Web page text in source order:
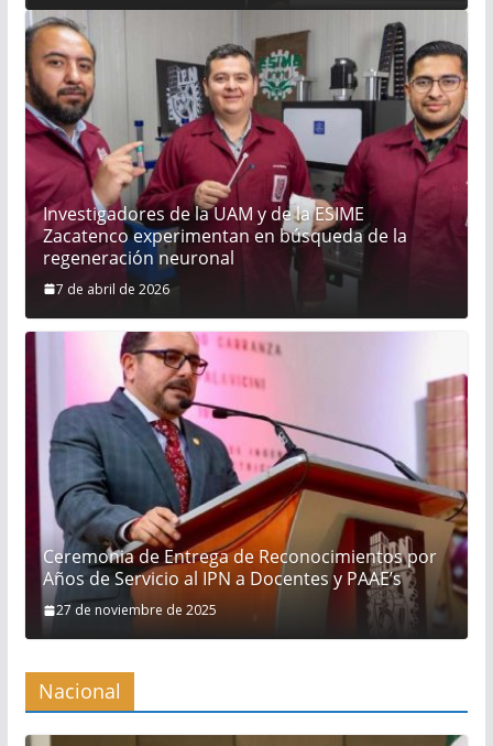
Ex gobernador Ángel Aguirre ordenó destruir
videos clave del caso Ayotzinapa
Investigadores de la UAM y de la ESIME
Zacatenco experimentan en búsqueda de la
regeneración neuronal
7 de abril de 2026
Ceremonia de Entrega de Reconocimientos por
Años de Servicio al IPN a Docentes y PAAE’s
27 de noviembre de 2025
Nacional